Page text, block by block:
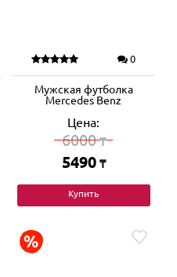
0
Мужская футболка
Mercedes Benz
Цена:
6000₸
5490 ₸
Купить